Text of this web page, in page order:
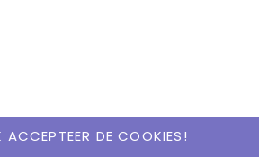
ACCEPTEER DE COOKIES!
JEZELF NIET OM
VOOR ÉÉN TE LEZEN